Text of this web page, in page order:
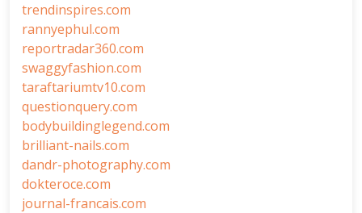
trendinspires.com
rannyephul.com
reportradar360.com
swaggyfashion.com
taraftariumtv10.com
questionquery.com
bodybuildinglegend.com
brilliant-nails.com
dandr-photography.com
dokteroce.com
journal-francais.com